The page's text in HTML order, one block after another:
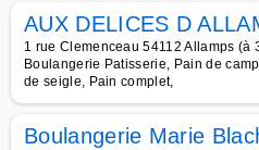
AUX DELICES D
1 rue Clemenceau 54112 Allamps (à
Boulangerie Patisserie, Pain de
de seigle, Pain complet,
Boulangerie Marie